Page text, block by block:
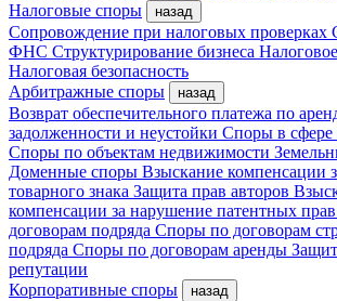
Налоговые споры
назад
Сопровождение при налоговых проверках
ФНС Структурирование бизнеса
Налоговая безопасность
Арбитражные споры
назад
Возврат обеспечительного платежа по
задолженности и неустойки Споры в сфере
Споры по объектам недвижимости
Доменные споры Взыскание компенсации
товарного знака Защита прав авторов
компенсации за нарушение патентных прав
договорам подряда Споры по договорам
подряда Споры по договорам аренды
репутации
Корпоративные споры
назад